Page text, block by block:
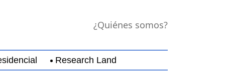
¿Quiénes somos?
Research Land